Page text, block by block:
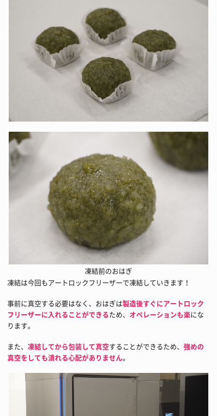
凍結前のおはぎ
凍結は今回もアートロックフリーザーで凍結していきます！
事前に真空する必要はなく、おはぎは製造後すぐにアートロック
フリーザーに入れることができるため、 オペレーションも楽にな
ります。
また、 凍結してから包装して真空することができるため、 強めの
真空をしても潰れる心配がありません。